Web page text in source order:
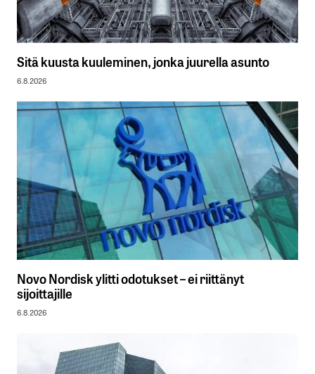
Sitä kuusta kuuleminen, jonka juurella asunto
6.8.2026
Novo Nordisk ylitti odotukset – ei riittänyt
sijoittajille
6.8.2026